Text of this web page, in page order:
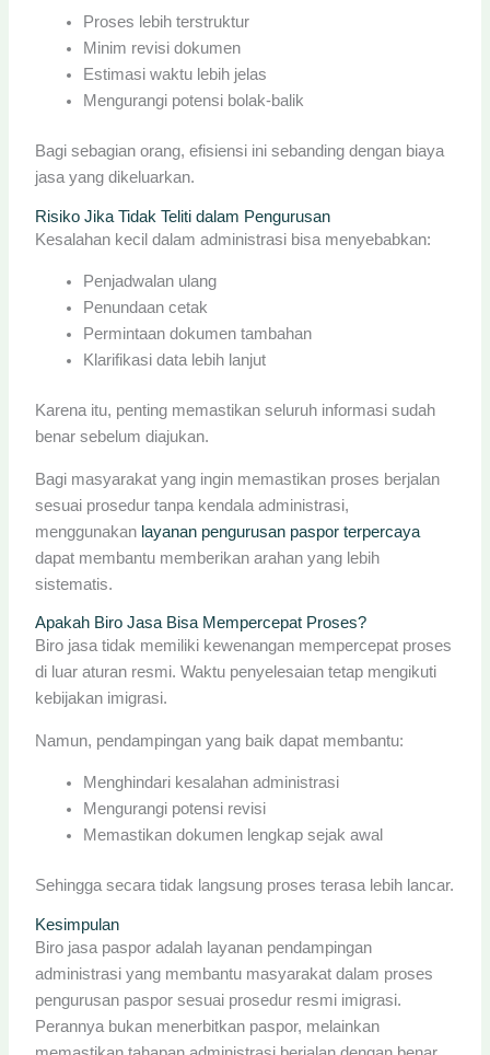
Proses lebih terstruktur
Minim revisi dokumen
Estimasi waktu lebih jelas
Mengurangi potensi bolak-balik
Bagi sebagian orang, efisiensi ini sebanding dengan biaya
jasa yang dikeluarkan.
Risiko Jika Tidak Teliti dalam Pengurusan
Kesalahan kecil dalam administrasi bisa menyebabkan:
Penjadwalan ulang
Penundaan cetak
Permintaan dokumen tambahan
Klarifikasi data lebih lanjut
Karena itu, penting memastikan seluruh informasi sudah
benar sebelum diajukan.
Bagi masyarakat yang ingin memastikan proses berjalan
sesuai prosedur tanpa kendala administrasi,
menggunakan layanan pengurusan paspor terpercaya
dapat membantu memberikan arahan yang lebih
sistematis.
Apakah Biro Jasa Bisa Mempercepat Proses?
Biro jasa tidak memiliki kewenangan mempercepat proses
di luar aturan resmi. Waktu penyelesaian tetap mengikuti
kebijakan imigrasi.
Namun, pendampingan yang baik dapat membantu:
Menghindari kesalahan administrasi
Mengurangi potensi revisi
Memastikan dokumen lengkap sejak awal
Sehingga secara tidak langsung proses terasa lebih lancar.
Kesimpulan
Biro jasa paspor adalah layanan pendampingan
administrasi yang membantu masyarakat dalam proses
pengurusan paspor sesuai prosedur resmi imigrasi.
Perannya bukan menerbitkan paspor, melainkan